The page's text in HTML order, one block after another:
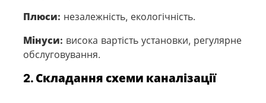
Плюси: незалежність, екологічність.
Мінуси: висока вартість установки, регулярне
обслуговування.
2. Складання схеми каналізації